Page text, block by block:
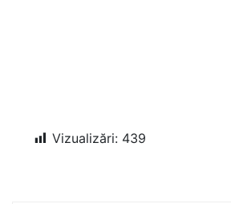
Vizualizări: 439